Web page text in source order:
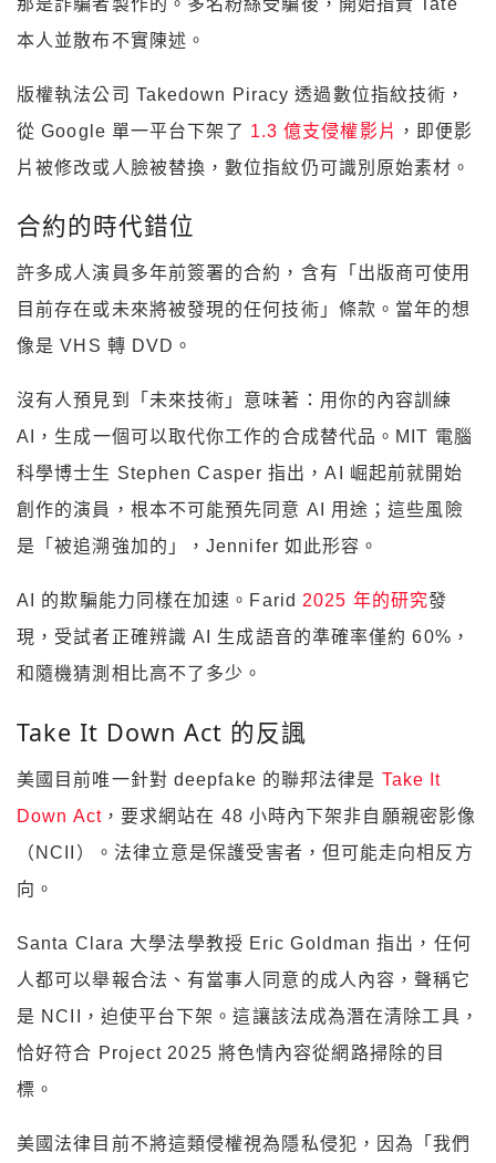
本人並散布不實陳述。
版權執法公司 Takedown Piracy 透過數位指紋技術，
從 Google 單一平台下架了 1.3 億支侵權影片 ，即便影
片被修改或人臉被替換，數位指紋仍可識別原始素材。
合約的時代錯位
許多成人演員多年前簽署的合約，含有「出版商可使用
目前存在或未來將被發現的任何技術」條款。當年的想
像是 VHS 轉 DVD。
沒有人預見到「未來技術」意味著：用你的內容訓練
AI，生成一個可以取代你工作的合成替代品。MIT 電腦
科學博士生 Stephen Casper 指出，AI 崛起前就開始
創作的演員，根本不可能預先同意 AI 用途；這些風險
是「被追溯強加的」，Jennifer 如此形容。
AI 的欺騙能力同樣在加速。Farid 2025 年的研究發
現，受試者正確辨識 AI 生成語音的準確率僅約 60%，
和隨機猜測相比高不了多少。
Take It Down Act 的反諷
美國目前唯一針對 deepfake 的聯邦法律是 Take It
Down Act，要求網站在 48 小時內下架非自願親密影像
（NCII）。法律立意是保護受害者，但可能走向相反方
向。
Santa Clara 大學法學教授 Eric Goldman 指出，任何
人都可以舉報合法、有當事人同意的成人內容，聲稱它
是 NCII，迫使平台下架。這讓該法成為潛在清除工具，
恰好符合 Project 2025 將色情內容從網路掃除的目
標。
美國法律目前不將這類侵權視為隱私侵犯，因為「我們